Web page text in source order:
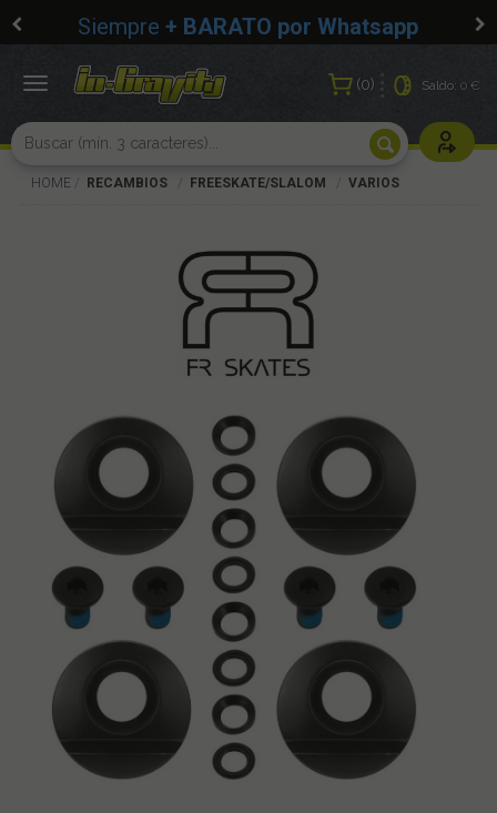
Siempre + BARATO por Whatsapp
0 Saldo:0 €
Usuarios
Toggle
HOME RECAMBIOS FREESKATE/SLALOM VARIOS